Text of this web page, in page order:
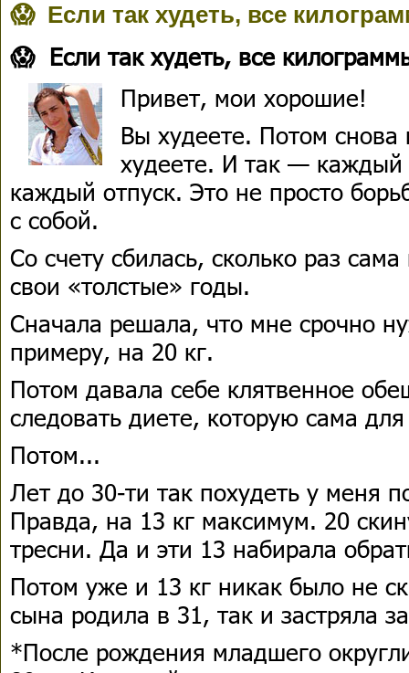
😱 Если так худеть, все
😱 Если так худеть, все
Привет, мои хорошие!
Вы худеете. Потом
худеете. И так — каждый
каждый отпуск. Это не просто
с собой.
Со счету сбилась, сколько раз
свои «толстые» годы.
Сначала решала, что мне срочно
примеру, на 20 кг.
Потом давала себе клятвенное
следовать диете, которую сама
Потом...
Лет до 30-ти так похудеть у меня
Правда, на 13 кг максимум. 20
тресни. Да и эти 13 набирала
Потом уже и 13 кг никак было не
сына родила в 31, так и застряла
*После рождения младшего